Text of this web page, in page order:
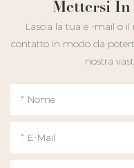
Mettersi In
Lascia la tua e -mail o
contatto in modo da
nostra
Nome
E-Mail